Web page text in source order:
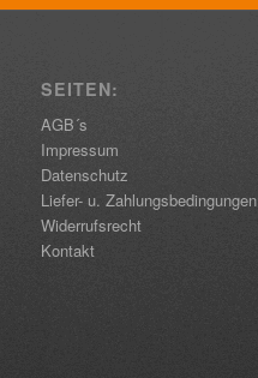
SEITEN:
AGB´s
Impressum
Datenschutz
Liefer- u. Zahlungsbedingungen
Widerrufsrecht
Kontakt